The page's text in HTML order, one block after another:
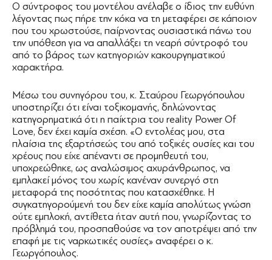
Ο σύντροφος του μοντέλου ανέλαβε ο ίδιος την ευθύνη
λέγοντας πως πήρε την κόκα να τη μεταφέρει σε κάποιον
που του χρωστούσε, παίρνοντας ουσιαστικά πάνω του
την υπόθεση για να απαλλάξει τη νεαρή σύντροφό του
από το βάρος των κατηγοριών κακουργηματικού
χαρακτήρα.
Μέσω του συνηγόρου του, κ. Σταύρου Γεωργόπουλου
υποστηρίζει ότι είναι τοξικομανής, δηλώνοντας
κατηγορηματικά ότι η παίκτρια του reality Power Of
Love, δεν έχει καμία σχέση. «Ο εντολέας μου, στα
πλαίσια της εξαρτήσεώς του από τοξικές ουσίες και του
χρέους που είχε απέναντι σε προμηθευτή του,
υποχρεώθηκε, ως αναλώσιμος αχυράνθρωπος, να
εμπλακεί μόνος του χωρίς κανέναν συνεργό στη
μεταφορά της ποσότητας που κατασχέθηκε. Η
συγκατηγορούμενή του δεν είχε καμία απολύτως γνώση
ούτε εμπλοκή, αντίθετα ήταν αυτή που, γνωρίζοντας το
πρόβλημά του, προσπαθούσε να τον αποτρέψει από την
επαφή με τις ναρκωτικές ουσίες» αναφέρει ο κ.
Γεωργόπουλος.